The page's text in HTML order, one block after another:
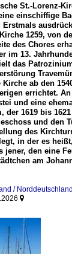
St.-Lorenz-
einschiffige
Erstmals
1259, von
des Chores
im 13.
das
ab den
errichtet.
und eine
der 1619 bis
und den
des
in der es
jener, den eine
am
/ Norddeutschland
